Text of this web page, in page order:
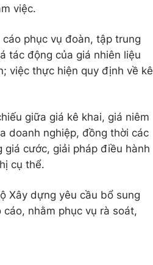
việc.
phục vụ đoàn, tập trung
tác động của giá nhiên liệu
việc thực hiện quy định về kê
giữa giá kê khai, giá niêm
doanh nghiệp, đồng thời các
cước, giải pháp điều hành
cụ thể.
Xây dựng yêu cầu bổ sung
nhằm phục vụ rà soát,